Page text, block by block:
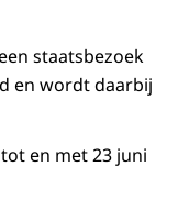
staatsbezoek
en wordt daarbij
en met 23 juni